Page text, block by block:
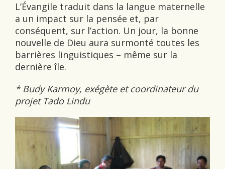
L’Évangile traduit dans la langue maternelle
a un impact sur la pensée et, par
conséquent, sur l’action. Un jour, la bonne
nouvelle de Dieu aura surmonté toutes les
barrières linguistiques – même sur la
dernière île.
* Budy Karmoy, exégète et coordinateur du
projet Tado Lindu